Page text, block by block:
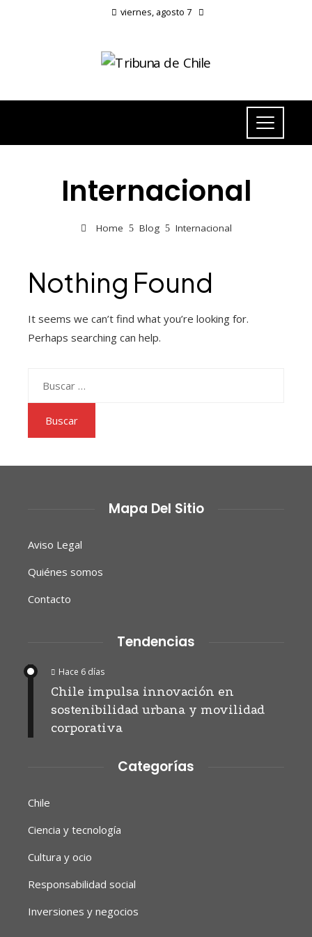
viernes, agosto 7
Internacional
Home Blog Internacional
Nothing Found
It seems we can’t find what you’re looking for.
Perhaps searching can help.
Mapa Del Sitio
Aviso Legal
Quiénes somos
Contacto
Tendencias
Hace 6 días
Chile impulsa innovación en
sostenibilidad urbana y movilidad
corporativa
Categorías
Chile
Ciencia y tecnología
Cultura y ocio
Responsabilidad social
Inversiones y negocios